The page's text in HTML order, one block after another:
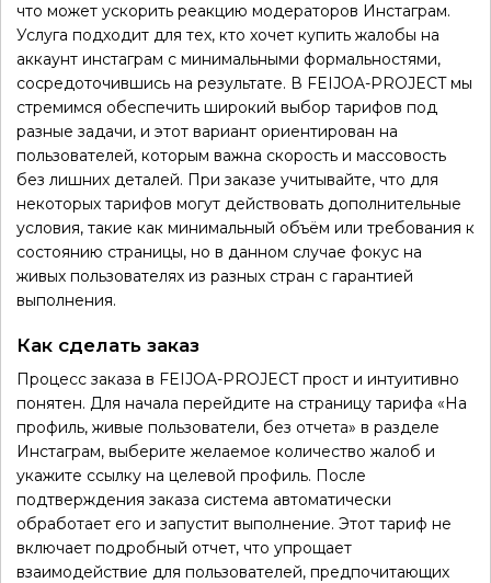
что может ускорить реакцию модераторов Инстаграм.
Услуга подходит для тех, кто хочет купить жалобы на
аккаунт инстаграм с минимальными формальностями,
сосредоточившись на результате. В FEIJOA-PROJECT мы
стремимся обеспечить широкий выбор тарифов под
разные задачи, и этот вариант ориентирован на
пользователей, которым важна скорость и массовость
без лишних деталей. При заказе учитывайте, что для
некоторых тарифов могут действовать дополнительные
условия, такие как минимальный объём или требования к
состоянию страницы, но в данном случае фокус на
живых пользователях из разных стран с гарантией
выполнения.
Как сделать заказ
Процесс заказа в FEIJOA-PROJECT прост и интуитивно
понятен. Для начала перейдите на страницу тарифа «На
профиль, живые пользователи, без отчета» в разделе
Инстаграм, выберите желаемое количество жалоб и
укажите ссылку на целевой профиль. После
подтверждения заказа система автоматически
обработает его и запустит выполнение. Этот тариф не
включает подробный отчет, что упрощает
взаимодействие для пользователей, предпочитающих